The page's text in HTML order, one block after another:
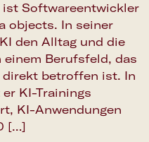
ist Softwareentwickler
objects. In seiner
den Alltag und die
Berufsfeld, das
betroffen ist. In
KI-Trainings
KI-Anwendungen
[…]